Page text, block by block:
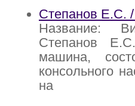
Степанов Е.С.
Название:
Степанов
машина,
консольного
на